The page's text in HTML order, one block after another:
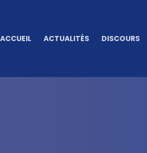
ACCUEIL ACTUALITÉS DISCOURS